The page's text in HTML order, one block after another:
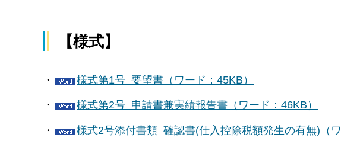
【様式】
・ 様式第1号 要望書（ワード：45KB）
・ 様式第2号 申請書兼実績報告書（ワード：46KB）
・ 様式2号添付書類 確認書(仕入控除税額発生の有無)（ワ